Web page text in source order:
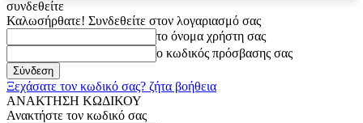
συνδεθείτε
Καλωσήρθατε! Συνδεθείτε στον λογαριασμό σας
το όνομα χρήστη σας
ο κωδικός πρόσβασης σας
Ξεχάσατε τον κωδικό σας? ζήτα βοήθεια
ΑΝΑΚΤΗΣΗ ΚΩΔΙΚΟΥ
Ανακτήστε τον κωδικό σας